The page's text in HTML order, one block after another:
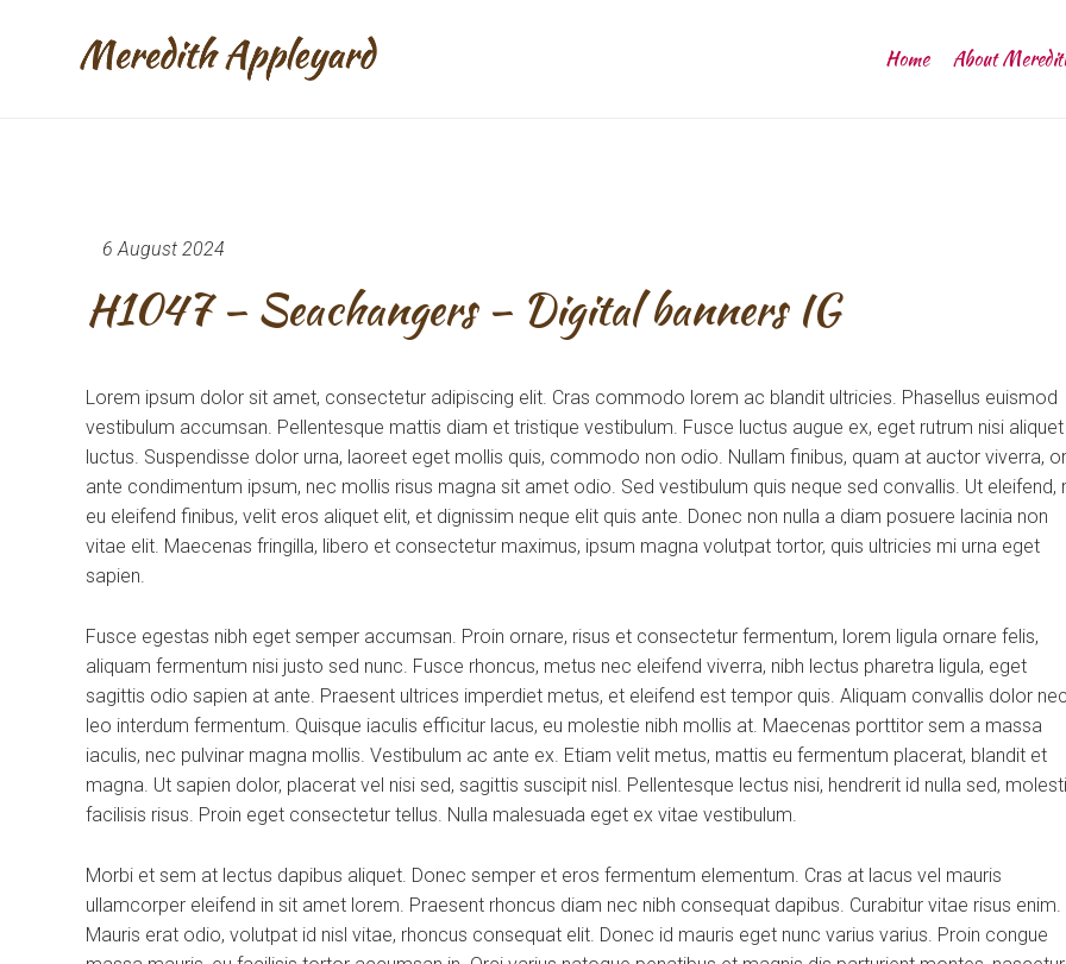
Home About
6 August 2024
H1047 – Seachangers – Digital banners IG
Lorem ipsum dolor sit amet, consectetur adipiscing elit. Cras commodo lorem ac blandit ultricies. Phasellus euismod
vestibulum accumsan. Pellentesque mattis diam et tristique vestibulum. Fusce luctus augue ex, eget rutrum nisi aliquet
luctus. Suspendisse dolor urna, laoreet eget mollis quis, commodo non odio. Nullam finibus, quam at auctor viverra,
ante condimentum ipsum, nec mollis risus magna sit amet odio. Sed vestibulum quis neque sed convallis. Ut eleifend,
eu eleifend finibus, velit eros aliquet elit, et dignissim neque elit quis ante. Donec non nulla a diam posuere lacinia non
vitae elit. Maecenas fringilla, libero et consectetur maximus, ipsum magna volutpat tortor, quis ultricies mi urna eget
sapien.
Fusce egestas nibh eget semper accumsan. Proin ornare, risus et consectetur fermentum, lorem ligula ornare felis,
aliquam fermentum nisi justo sed nunc. Fusce rhoncus, metus nec eleifend viverra, nibh lectus pharetra ligula, eget
sagittis odio sapien at ante. Praesent ultrices imperdiet metus, et eleifend est tempor quis. Aliquam convallis dolor
leo interdum fermentum. Quisque iaculis efficitur lacus, eu molestie nibh mollis at. Maecenas porttitor sem a massa
iaculis, nec pulvinar magna mollis. Vestibulum ac ante ex. Etiam velit metus, mattis eu fermentum placerat, blandit et
magna. Ut sapien dolor, placerat vel nisi sed, sagittis suscipit nisl. Pellentesque lectus nisi, hendrerit id nulla sed,
facilisis risus. Proin eget consectetur tellus. Nulla malesuada eget ex vitae vestibulum.
Morbi et sem at lectus dapibus aliquet. Donec semper et eros fermentum elementum. Cras at lacus vel mauris
ullamcorper eleifend in sit amet lorem. Praesent rhoncus diam nec nibh consequat dapibus. Curabitur vitae risus enim.
Mauris erat odio, volutpat id nisl vitae, rhoncus consequat elit. Donec id mauris eget nunc varius varius. Proin congue